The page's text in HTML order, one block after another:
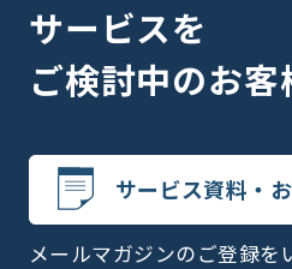
サービスを
ご検討中のお客
サービス資料・
メールマガジンのご登録を